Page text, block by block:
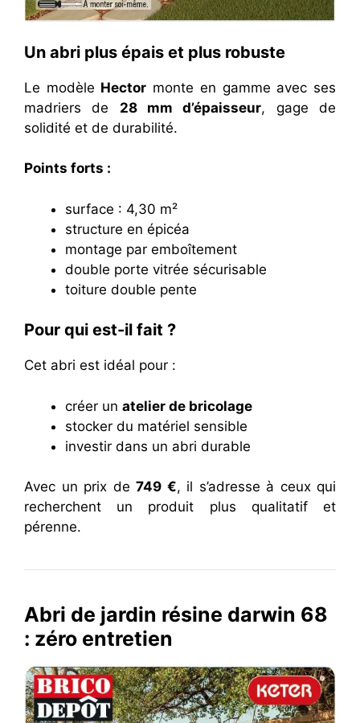
Un abri plus épais et plus robuste
Le modèle Hector monte en gamme avec ses
madriers de 28 mm d’épaisseur, gage de
solidité et de durabilité.
Points forts :
surface : 4,30 m²
structure en épicéa
montage par emboîtement
double porte vitrée sécurisable
toiture double pente
Pour qui est-il fait ?
Cet abri est idéal pour :
créer un atelier de bricolage
stocker du matériel sensible
investir dans un abri durable
Avec un prix de 749 €, il s’adresse à ceux qui
recherchent un produit plus qualitatif et
pérenne.
Abri de jardin résine darwin 68
: zéro entretien